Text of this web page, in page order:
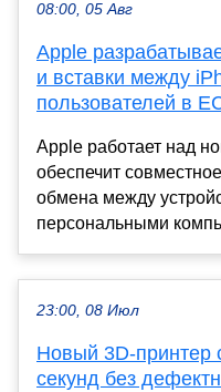
08:00, 05 Авг
Apple
и вставки между
пользователей в
Apple работает над
обеспечит
обмена между
персональными
23:00, 08 Июл
Новый 3D-принтер
секунд без